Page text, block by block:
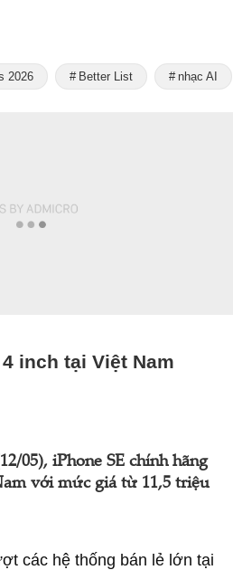
2026 Better List nhạc AI
inch tại Việt Nam
05), iPhone SE chính hãng
với mức giá từ 11,5 triệu
các hệ thống bán lẻ lớn tại